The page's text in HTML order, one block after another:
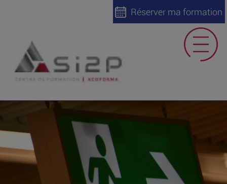
Réserver ma formation